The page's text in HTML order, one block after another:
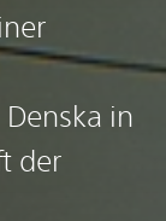
in
der